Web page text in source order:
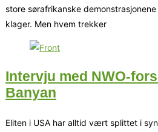
store sørafrikanske
klager. Men hvem trekker
Intervju med NWO-
Banyan
Eliten i USA har alltid vært splittet i